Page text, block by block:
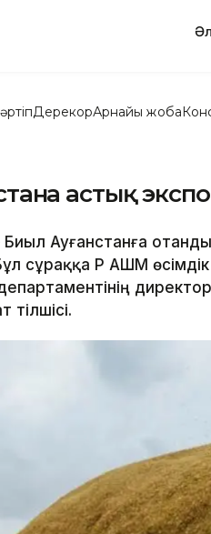
ДерекқорАрнайы жоба
астық
Ауғанстанға
сұраққа ҚР АШМ
тілшісі.